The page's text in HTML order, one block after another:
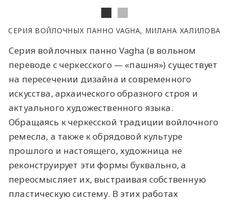
СЕРИЯ ВОЙЛОЧНЫХ ПАННО VAGHA, МИЛАНА ХАЛИЛОВА
Серия войлочных панно Vagha (в вольном
переводе с черкесского — «пашня») существует
на пересечении дизайна и современного
искусства, архаического образного строя и
актуального художественного языка.
Обращаясь к черкесской традиции войлочного
ремесла, а также к обрядовой культуре
прошлого и настоящего, художница не
реконструирует эти формы буквально, а
переосмысляет их, выстраивая собственную
пластическую систему. В этих работах